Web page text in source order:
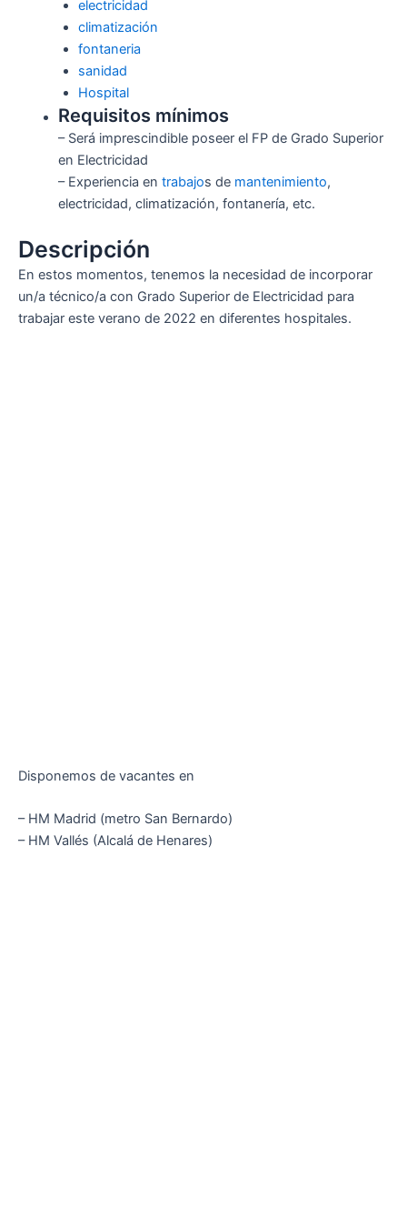
electricidad
climatización
fontaneria
sanidad
Hospital
Requisitos mínimos
– Será imprescindible poseer el FP de Grado Superior
en Electricidad
– Experiencia en trabajos de mantenimiento,
electricidad, climatización, fontanería, etc.
Descripción
En estos momentos, tenemos la necesidad de incorporar
un/a técnico/a con Grado Superior de Electricidad para
trabajar este verano de 2022 en diferentes hospitales.
Disponemos de vacantes en
– HM Madrid (metro San Bernardo)
– HM Vallés (Alcalá de Henares)